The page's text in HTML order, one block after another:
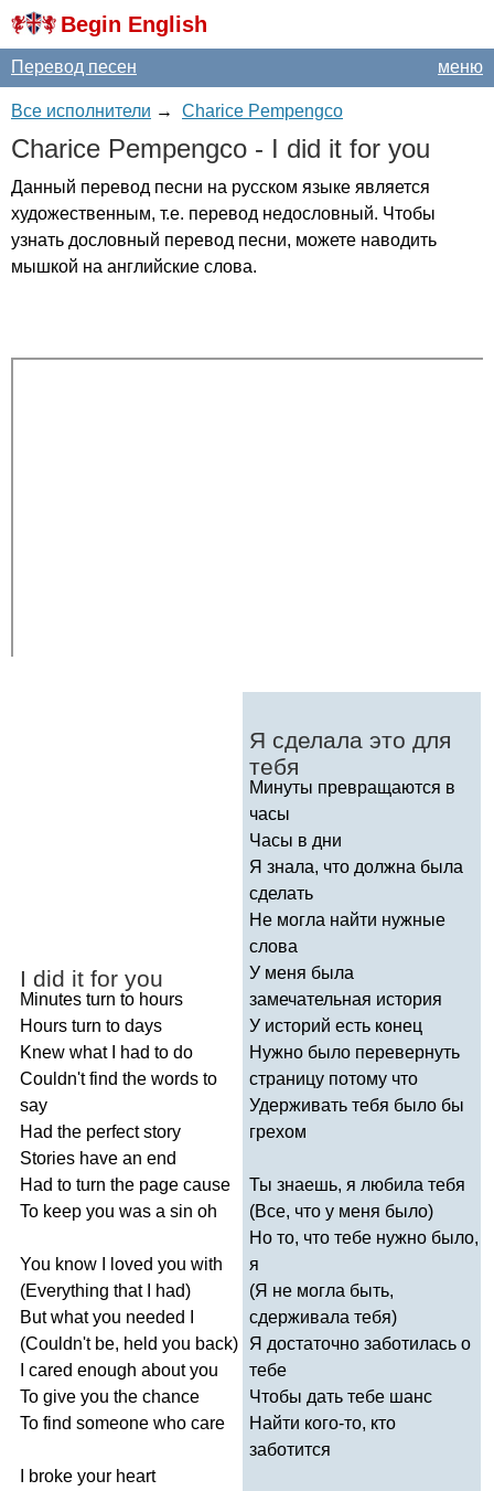
Begin English
меню
Перевод песен
Все исполнители → Charice Pempengco
Charice Pempengco - I did it for you
Данный перевод песни на русском языке является
художественным, т.е. перевод недословный. Чтобы
узнать дословный перевод песни, можете наводить
мышкой на английские слова.
I did it for you
Minutes turn to hours
Hours turn to days
Knew what had to do
Couldn't find the words to
say
Had the perfect story
Stories have an end
Had to turn the page cause
To keep you was a sin oh
You know loved you with
(Everything that had)
But what you needed
(Couldn't be, held you back)
cared enough about you
To give you the chance
To find someone who care
broke your heart
Я сделала это для
тебя
Минуты превращаются в
часы
Часы в дни
Я знала, что должна была
сделать
Не могла найти нужные
слова
У меня была
замечательная история
У историй есть конец
Нужно было перевернуть
страницу потому что
Удерживать тебя было бы
грехом
Ты знаешь, я любила тебя
(Все, что у меня было)
Но то, что тебе нужно было,
я
(Я не могла быть,
сдерживала тебя)
Я достаточно заботилась о
тебе
Чтобы дать тебе шанс
Найти кого-то, кто
заботится